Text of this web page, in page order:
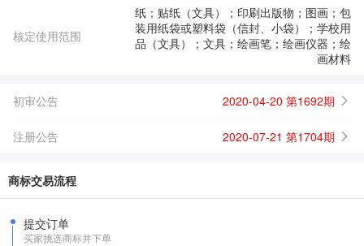
核定使用范围
纸；贴纸（文具）；印刷出版物；图画；包
装用纸袋或塑料袋（信封、小袋）；学校用
品（文具）；文具；绘画笔；绘画仪器；绘
画材料
初审公告 2020-04-20 第1692期
注册公告 2020-07-21 第1704期
商标交易流程
提交订单
买家挑选商标并下单